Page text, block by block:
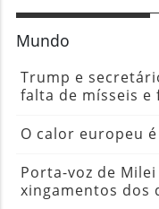
Mundo
Trump e
falta de mísseis
O calor europeu
Porta-voz de
xingamentos dos